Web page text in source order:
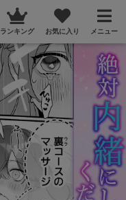
ランキング お気に入り メニュー